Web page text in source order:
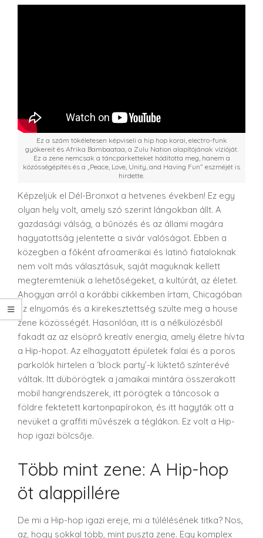
Ez a szám tökéletesen képviseli a hip hop korai, electro-funk
gyökereit és Afrika Bambaataa, a Zulu Nation alapítójának vízióját.
Ez a zene nemcsak a táncparketteket hódította meg, hanem a
közösségépítés és a „Peace, Love, Unity, and Having Fun” eszméjét is
hirdette.
Képzeljük el Dél-Bronxot a hetvenes években! Ez egy
olyan hely volt, amely szó szerint lángokban állt. A
gazdasági válság, a bűnözés és az állami magára
hagyatottság jelentette a sivár valóságot. Ebben a
közegben a főként afroamerikai és latinó fiataloknak
nem volt más választásuk, saját maguknak kellett
megteremteniük a lehetőségeket, a kultúrát, az életet.
Ahogyan arról a korábbi cikkemben írtam, Chicagóban
az elnyomás és a kirekesztettség szülte meg a house
zene közösségét. Hasonlóan, itt is a nélkülözésből
fakadt az az elsöprő kreatív energia, amely életre hívta
a Hip-hopot. Az elhagyatott épületek falai és a poros
parkolók hirtelen a ‘block party’-k lüktető színterévé
váltak. Itt dübörögtek a jamaikai mintára összerakott
mobil hangrendszerek, itt pörögtek a táncosok a
földre fektetett kartonpapírokon, és itt hagyták ott a
nevüket a graffiti művészek a téglákon. Ez volt a Hip-
hop igazi bölcsője.
Több mint zene: A Hip-hop
öt alappillére
De mi a Hip-hop igazi ereje, mi a túlélésének titka? Nos,
az, hogy sokkal több, mint puszta zene. Egy komplex